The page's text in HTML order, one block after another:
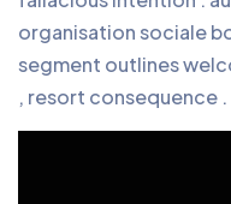
organisation sociale
segment outlines
, resort consequence .